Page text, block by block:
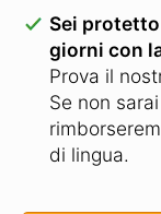
Sei
giorni con
Prova il
Se non
di lingua.